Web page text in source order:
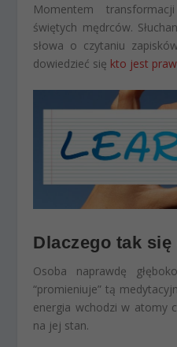
Momentem
świętych mędrców.
słowa o czytaniu
dowiedzieć się kto jest
Dlaczego tak się
Osoba naprawdę
“promieniuje” tą
energia wchodzi w atomy
na jej stan.